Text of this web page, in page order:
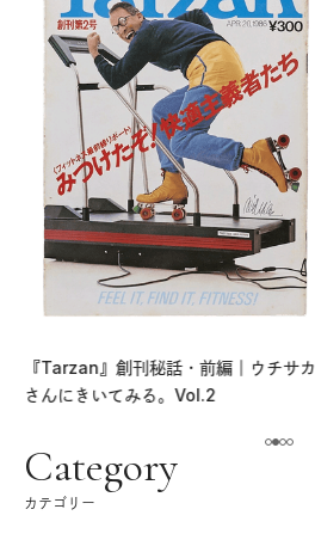
『Tarzan』創刊秘話・前編｜ウチサカ
さんにきいてみる。Vol.2
Category
カテゴリー